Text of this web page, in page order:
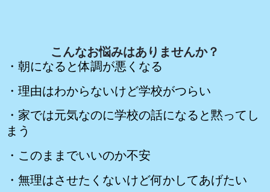
こんなお悩みはありませんか？
・朝になると体調が悪くなる
・理由はわからないけど学校がつらい
・家では元気なのに学校の話になると黙ってし
まう
・このままでいいのか不安
・無理はさせたくないけど何かしてあげたい